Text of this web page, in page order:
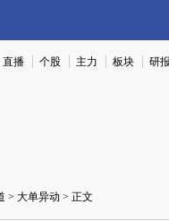
直播 个股 主力 板块 研
> 大单异动 > 正文